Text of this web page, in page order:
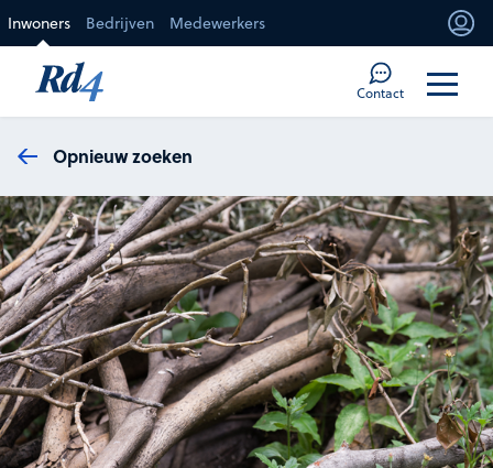
Inwoners Bedrijven Medewerkers
Contact
Opnieuw zoeken